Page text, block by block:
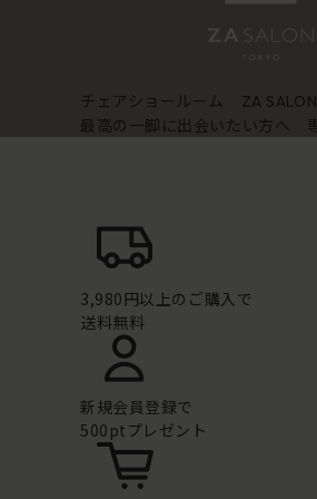
チェアショールーム ZA
最高の一脚に出会いたい方へ
3,980円以上のご購入で
送料無料
新規会員登録で
500ptプレゼント